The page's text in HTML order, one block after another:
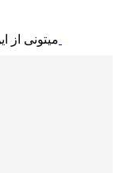
میتونی